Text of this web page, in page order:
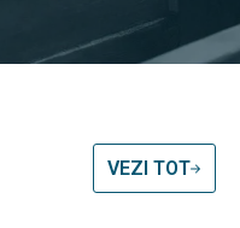
VEZI TOT